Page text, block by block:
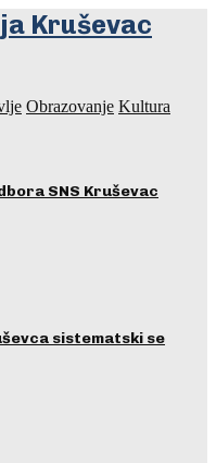
Obrazovanje Kultura
SNS Kruševac
sistematski se